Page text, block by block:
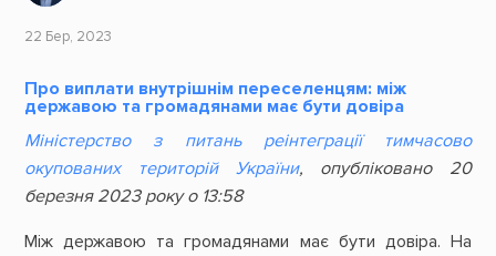
22 Бер, 2023
Про виплати внутрішнім переселенцям: між
державою та громадянами має бути довіра
Міністерство з питань реінтеграції тимчасово
окупованих територій України, опубліковано 20
березня 2023 року о 13:58
Між державою та громадянами має бути довіра. На